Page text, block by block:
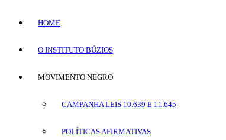
HOME
O INSTITUTO BÚZIOS
MOVIMENTO NEGRO
CAMPANHA LEIS 10.639 E 11.645
POLÍTICAS AFIRMATIVAS